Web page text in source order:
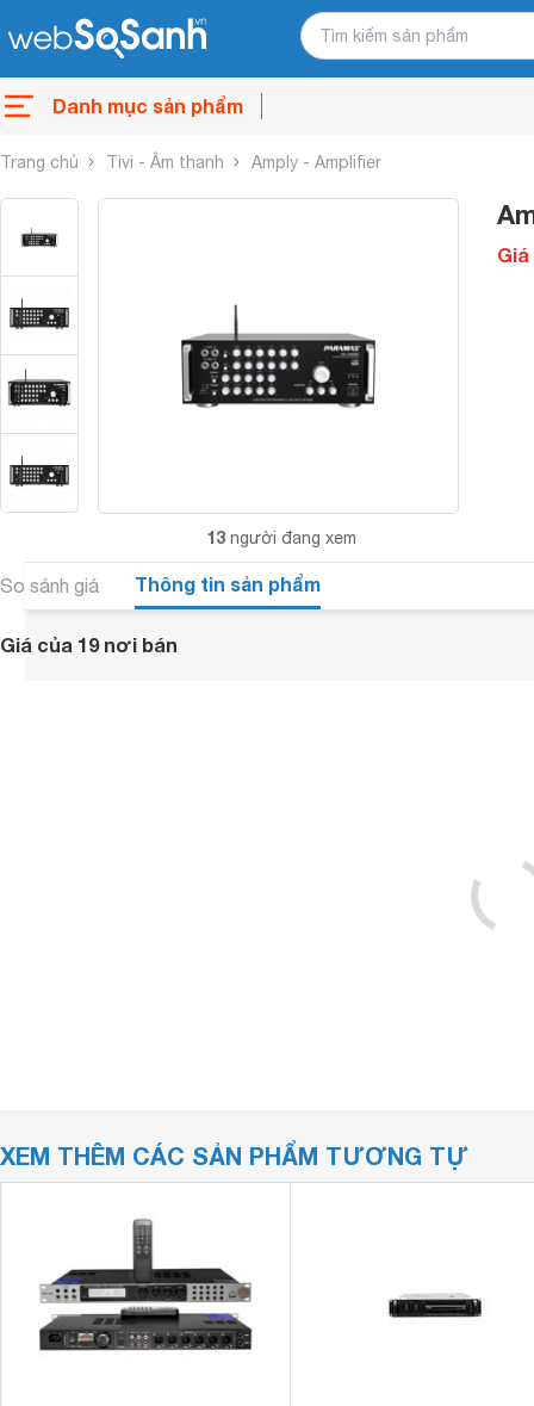
Danh mục sản phẩm
Trang chủ Tivi - Âm thanh Amply - Amplifier
13 người đang xem
Giá
So sánh giá Thông tin sản phẩm
Giá của 19 nơi bán
XEM THÊM CÁC SẢN PHẨM TƯƠNG TỰ